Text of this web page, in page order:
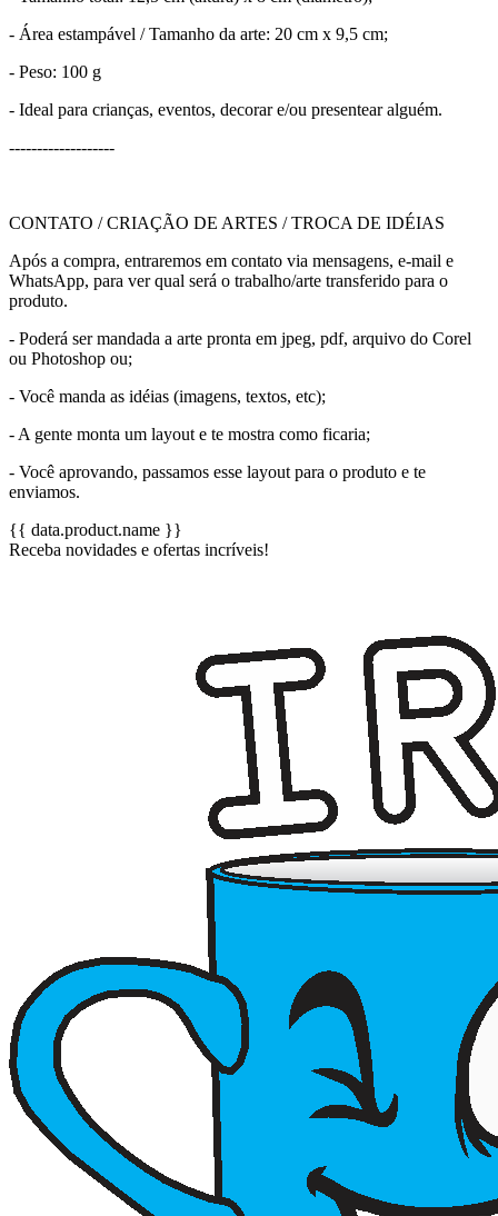
- Área estampável / Tamanho da arte: 20 cm x 9,5 cm;
- Peso: 100 g
- Ideal para crianças, eventos, decorar e/ou presentear alguém.
-------------------
CONTATO / CRIAÇÃO DE ARTES / TROCA DE IDÉIAS
Após a compra, entraremos em contato via mensagens, e-mail e
WhatsApp, para ver qual será o trabalho/arte transferido para o
produto.
- Poderá ser mandada a arte pronta em jpeg, pdf, arquivo do Corel
ou Photoshop ou;
- Você manda as idéias (imagens, textos, etc);
- A gente monta um layout e te mostra como ficaria;
- Você aprovando, passamos esse layout para o produto e te
enviamos.
{{ data.product.name }}
Receba novidades e ofertas incríveis!